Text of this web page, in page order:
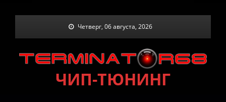
Четверг, 06 августа, 2026
ЧИП-ТЮНИНГ